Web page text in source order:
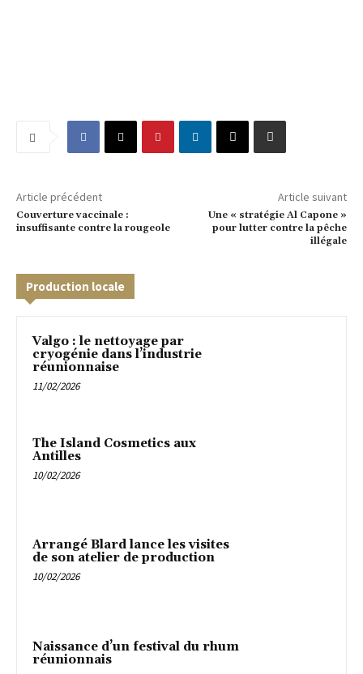
Article précédent
Couverture vaccinale :
insuffisante contre la rougeole
Article suivant
Une « stratégie Al Capone »
pour lutter contre la pêche
illégale
Production locale
Valgo : le nettoyage par
cryogénie dans l’industrie
réunionnaise
11/02/2026
The Island Cosmetics aux
Antilles
10/02/2026
Arrangé Blard lance les visites
de son atelier de production
10/02/2026
Naissance d’un festival du rhum
réunionnais